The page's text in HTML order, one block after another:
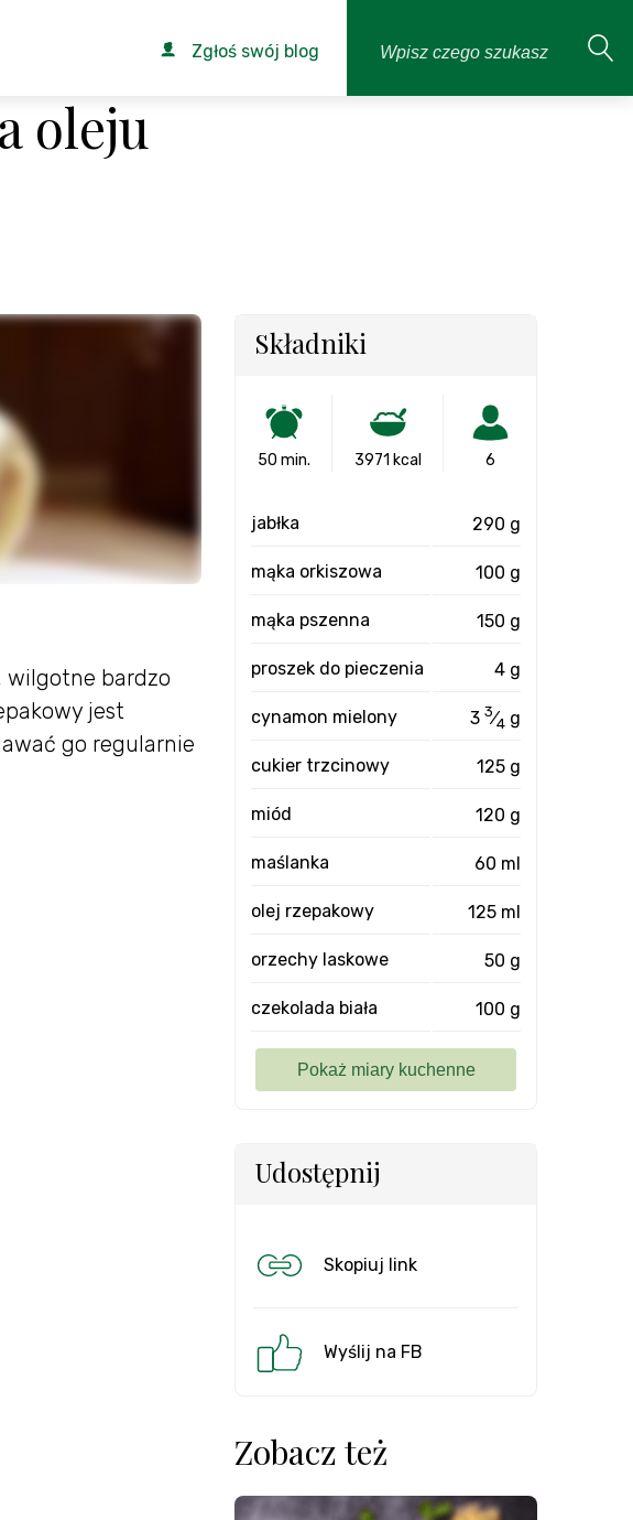
Zgłoś swój blog
oleju
wilgotne bardzo
jest
go regularnie
Składniki
50 min. 3971 kcal 6
jabłka 290 g
mąka orkiszowa 100 g
mąka pszenna 150 g
proszek do pieczenia 4 g
cynamon mielony 3 3⁄4 g
cukier trzcinowy 125 g
miód 120 g
maślanka 60 ml
olej rzepakowy 125 ml
orzechy laskowe 50 g
czekolada biała 100 g
Udostępnij
Skopiuj link
Wyślij na FB
Zobacz też